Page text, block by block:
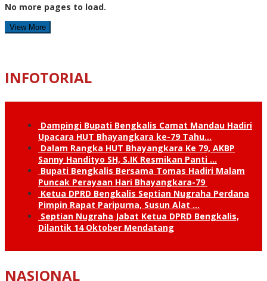
No more pages to load.
View More
INFOTORIAL
Dampingi Bupati Bengkalis Camat Mandau Hadiri
Upacara HUT Bhayangkara ke-79 Tahu…
Dalam Rangka HUT Bhayangkara Ke 79, AKBP
Sanny Handityo SH, S.IK Resmikan Panti …
Bupati Bengkalis Bersama Tomas Hadiri Malam
Puncak Perayaan Hari Bhayangkara-79
Ketua DPRD Bengkalis Septian Nugraha Perdana
Pimpin Rapat Paripurna, Susun Alat …
Septian Nugraha Jabat Ketua DPRD Bengkalis,
Dilantik 14 Oktober Mendatang
NASIONAL